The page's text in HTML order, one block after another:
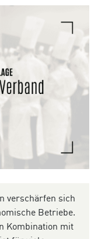
verschärfen sich
Betriebe.
Kombination mit